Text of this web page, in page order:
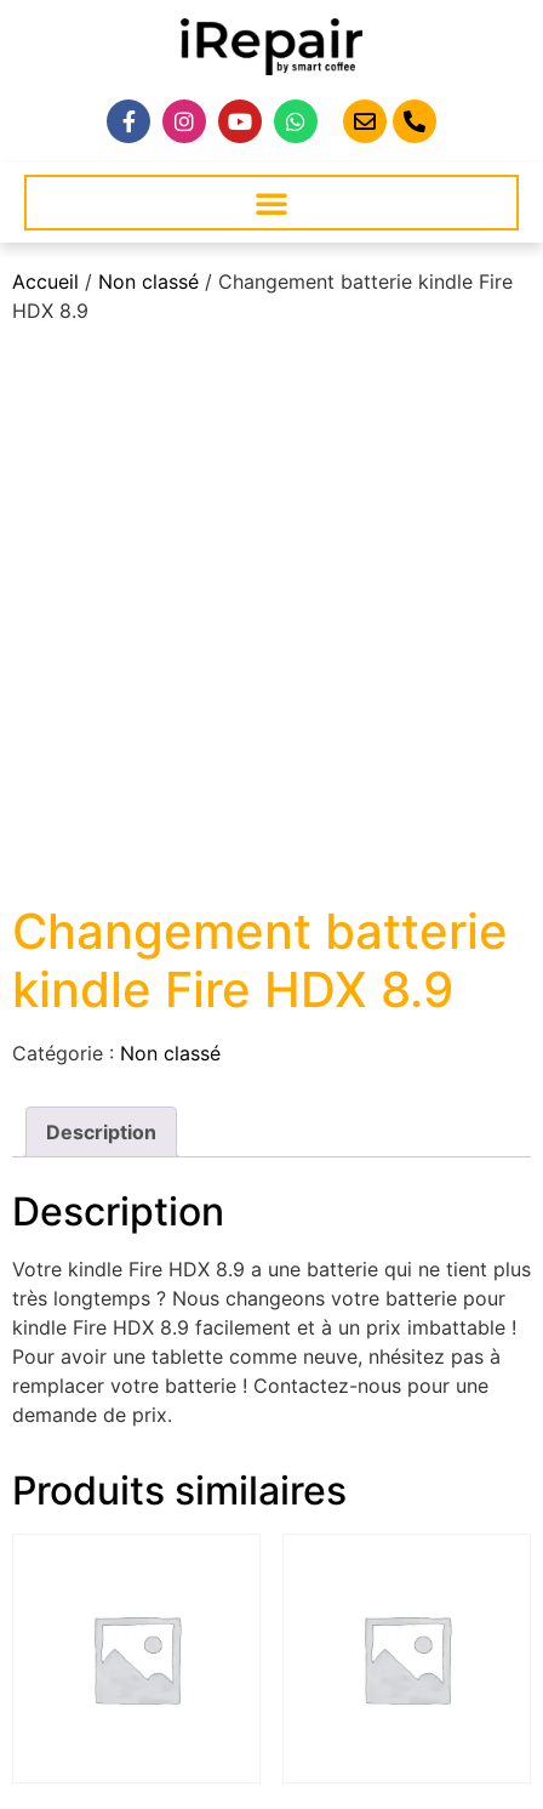
Accueil / Non classé / Changement batterie kindle Fire
HDX 8.9
Changement batterie
kindle Fire HDX 8.9
Catégorie : Non classé
Description
Description
Votre kindle Fire HDX 8.9 a une batterie qui ne tient plus
très longtemps ? Nous changeons votre batterie pour
kindle Fire HDX 8.9 facilement et à un prix imbattable !
Pour avoir une tablette comme neuve, nhésitez pas à
remplacer votre batterie ! Contactez-nous pour une
demande de prix.
Produits similaires